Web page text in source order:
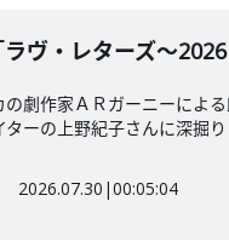
ラヴ・レターズ～
の劇作家ＡＲガーニーによ
ターの上野紀子さんに深掘
2026.07.30 |00:05:04